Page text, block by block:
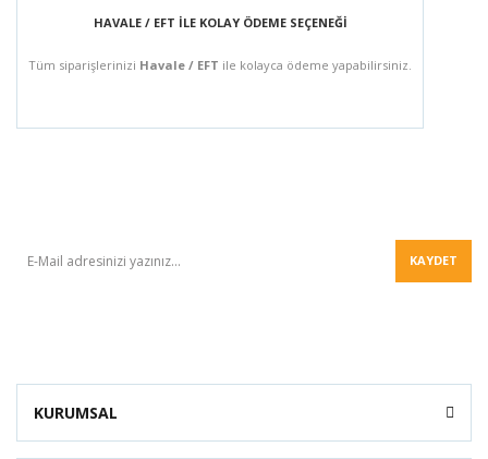
HAVALE / EFT İLE KOLAY ÖDEME SEÇENEĞİ
Tüm siparişlerinizi Havale / EFT ile kolayca ödeme yapabilirsiniz.
KAYDET
KURUMSAL